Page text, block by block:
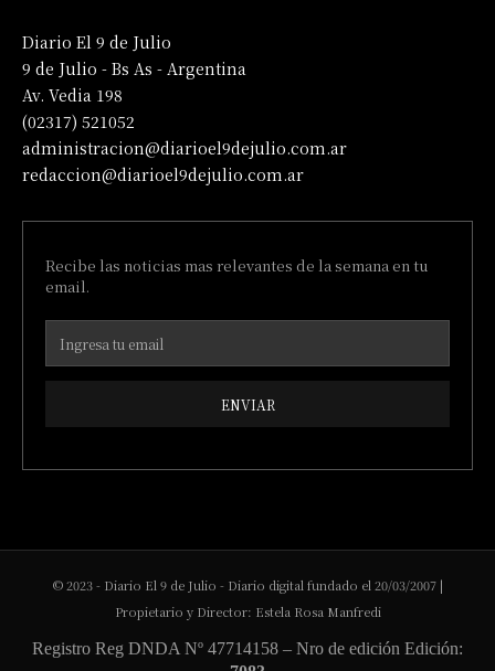
Diario El 9 de Julio
9 de Julio - Bs As - Argentina
Av. Vedia 198
(02317) 521052
administracion@diarioel9dejulio.com.ar
redaccion@diarioel9dejulio.com.ar
Recibe las noticias mas relevantes de la semana en tu
email.
ENVIAR
© 2023 - Diario El 9 de Julio - Diario digital fundado el 20/03/2007 |
Propietario y Director: Estela Rosa Manfredi
Registro Reg DNDA Nº 47714158 – Nro de edición Edición: